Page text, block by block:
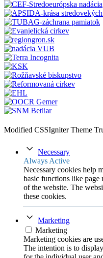
Modified CSSIgniter Theme
Necessary
Always Active
Necessary cookies help
basic functions like page
of the website. The
these cookies.
Marketing
Marketing
Marketing cookies are
The intention is to